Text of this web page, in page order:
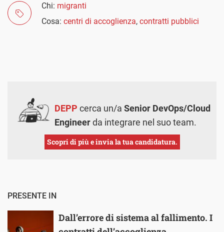
Chi: migranti
Cosa: centri di accoglienza, contratti pubblici
DEPP cerca un/a Senior DevOps/Cloud
Engineerda integrare nel suo team.
Scopri di più e invia la tua candidatura.
PRESENTE IN
Dall’errore di sistema al fallimento. I